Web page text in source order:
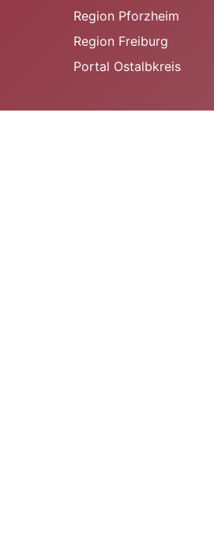
Region Pforzheim
Region Freiburg
Portal Ostalbkreis